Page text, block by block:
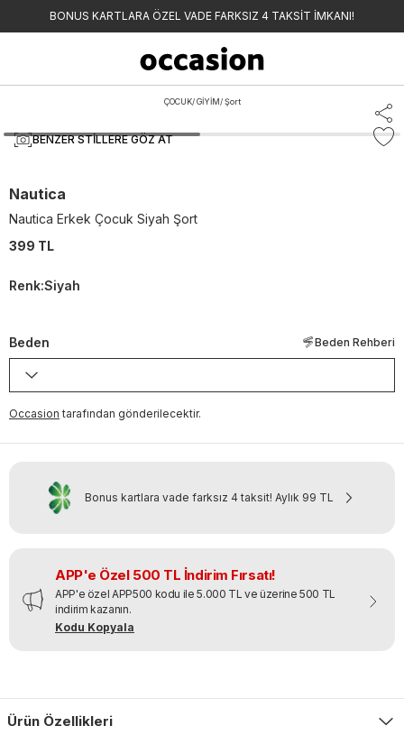
BONUS KARTLARA ÖZEL VADE FARKSIZ 4 TAKSİT İMKANI!
ÇOCUK/ GİYİM/ Şort
BENZER STILLERE GÖZ AT
Nautica
Nautica Erkek Çocuk Siyah Şort
399 TL
Renk:Siyah
Beden Beden Rehberi
Occasion tarafından gönderilecektir.
Bonus kartlara vade farksız 4 taksit! Aylık 99 TL
APP'e Özel 500 TL İndirim Fırsatı!
APP'e özel APP500 kodu ile 5.000 TL ve üzerine 500 TL
indirim kazanın.
Kodu Kopyala
Ürün Özellikleri